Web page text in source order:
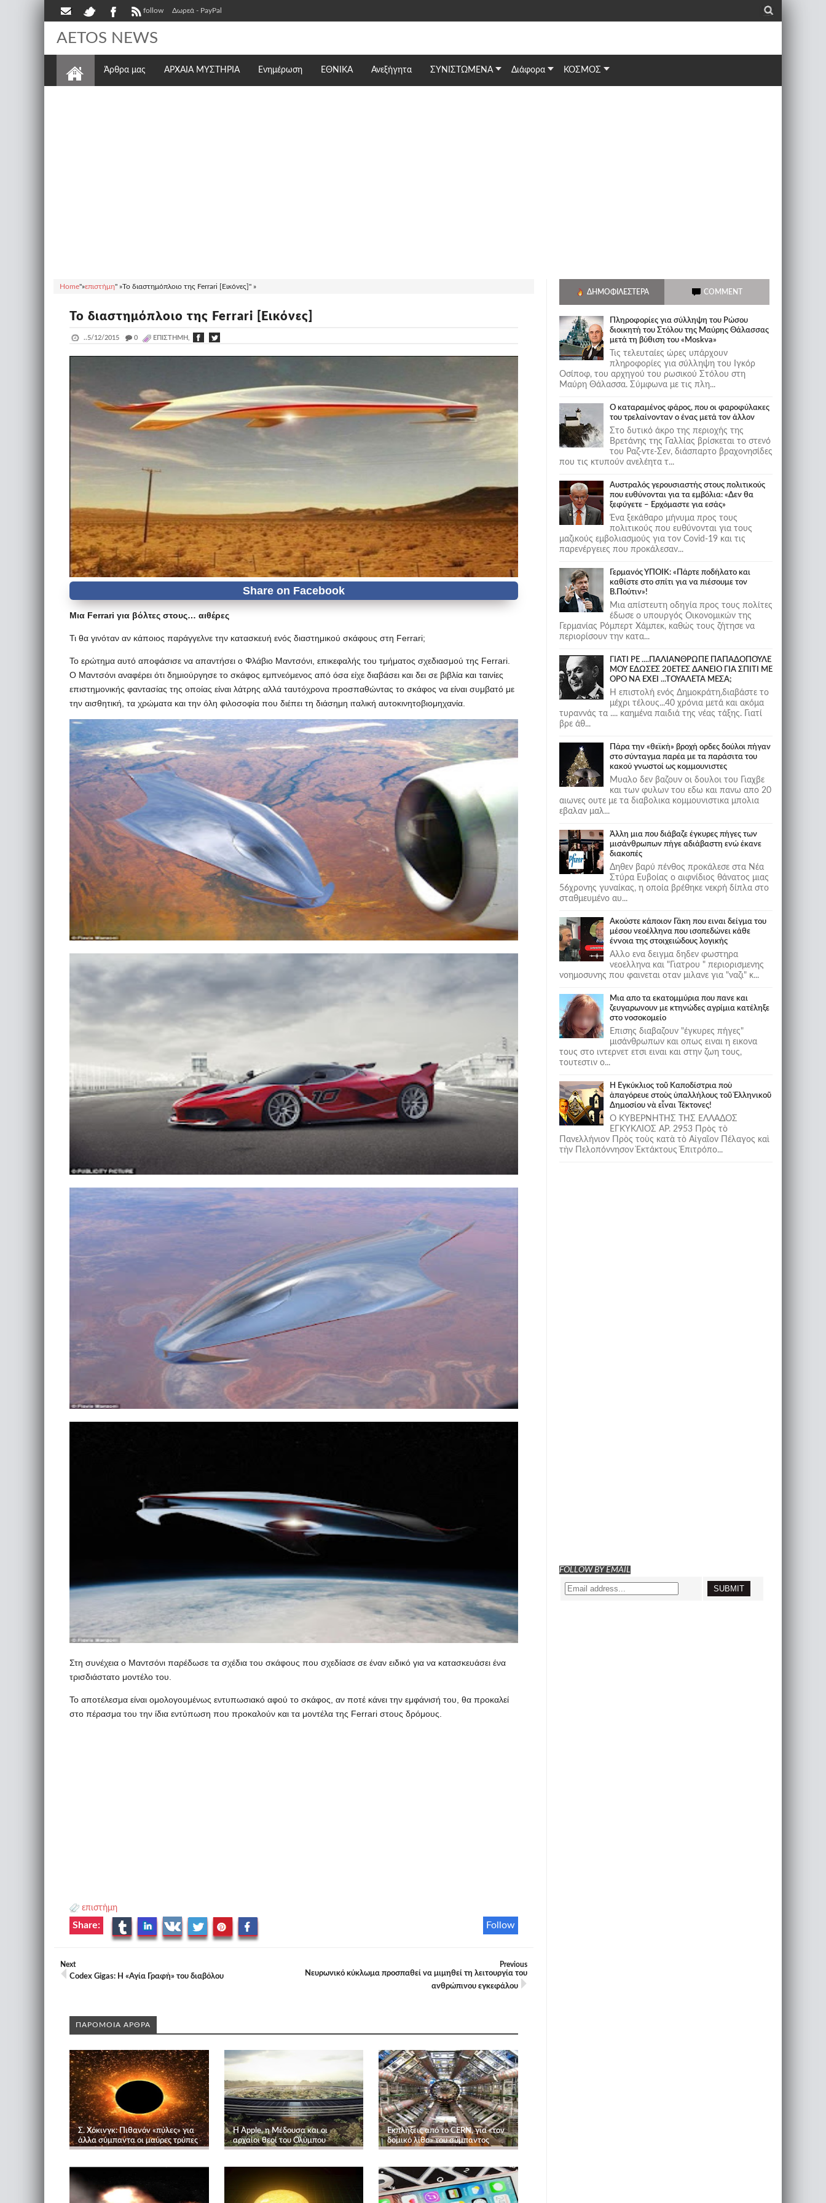
follow Δωρεά - PayPal _
AETOS NEWS
Άρθρα μας ΑΡΧΑΙΑ ΜΥΣΤΗΡΙΑ Ενημέρωση ΕΘΝΙΚΆ Ανεξήγητα ΣΥΝΙΣΤΩΜΕΝΑ Διάφορα ΚΟΣΜΟΣ
Home"»επιστήμη" »Το διαστημόπλοιο της Ferrari [Εικόνες]" »
Το διαστημόπλοιο της Ferrari [Εικόνες]
..5/12/2015 _ 0 ΕΠΙΣΤΉΜΗ,
Μια Ferrari για βόλτες στους… αιθέρες
Τι θα γινόταν αν κάποιος παράγγελνε την κατασκευή ενός διαστημικού σκάφους στη Ferrari;
Το ερώτημα αυτό αποφάσισε να απαντήσει ο Φλάβιο Μαντσόνι, επικεφαλής του τμήματος σχεδιασμού της Ferrari.
Ο Μαντσόνι αναφέρει ότι δημιούργησε το σκάφος εμπνεόμενος από όσα είχε διαβάσει και δει σε βιβλία και ταινίες
επιστημονικής φαντασίας της οποίας είναι λάτρης αλλά ταυτόχρονα προσπαθώντας το σκάφος να είναι συμβατό με
την αισθητική, τα χρώματα και την όλη φιλοσοφία που διέπει τη διάσημη ιταλική αυτοκινητοβιομηχανία.
Στη συνέχεια ο Μαντσόνι παρέδωσε τα σχέδια του σκάφους που σχεδίασε σε έναν ειδικό για να κατασκευάσει ένα
τρισδιάστατο μοντέλο του.
To αποτέλεσμα είναι ομολογουμένως εντυπωσιακό αφού το σκάφος, αν ποτέ κάνει την εμφάνισή του, θα προκαλεί
στο πέρασμα του την ίδια εντύπωση που προκαλούν και τα μοντέλα της Ferrari στους δρόμους.
επιστήμη
Follow
Share:
Next
Codex Gigas: Η «Αγία Γραφή» του διαβόλου
Previous
Νευρωνικό κύκλωμα προσπαθεί να μιμηθεί τη λειτουργία του
ανθρώπινου εγκεφάλου
ΠΑΡΟΜΟΙΑ ΑΡΘΡΑ
Σ. Χόκινγκ: Πιθανόν «πύλες» για
άλλα σύμπαντα οι μαύρες τρύπες
Η Apple, η Μέδουσα και οι
αρχαίοι θεοί του Ολύμπου
Εκπλήξεις από το CERN, για «τον
δομικό λίθο» του σύμπαντος
ΔΗΜΟΦΙΛΈΣΤΕΡΑ COMMENT
Πληροφορίες για σύλληψη του Ρώσου
διοικητή του Στόλου της Mαύρης Θάλασσας
μετά τη βύθιση του «Moskva»
Τις τελευταίες ώρες υπάρχουν
πληροφορίες για σύλληψη του Ιγκόρ
Οσίποφ, του αρχηγού του ρωσικού Στόλου στη
Μαύρη Θάλασσα. Σύμφωνα με τις πλη...
Ο καταραμένος φάρος, που οι φαροφύλακες
του τρελαίνονταν ο ένας μετά τον άλλον
Στο δυτικό άκρο της περιοχής της
Βρετάνης της Γαλλίας βρίσκεται το στενό
του Ραζ-ντε-Σεν, διάσπαρτο βραχονησίδες
που τις κτυπούν ανελέητα τ...
Αυστραλός γερουσιαστής στους πολιτικούς
που ευθύνονται για τα εμβόλια: «Δεν θα
ξεφύγετε – Ερχόμαστε για εσάς»
Ένα ξεκάθαρο μήνυμα προς τους
πολιτικούς που ευθύνονται για τους
μαζικούς εμβολιασμούς για τον Covid-19 και τις
παρενέργειες που προκάλεσαν...
Γερμανός ΥΠΟΙΚ: «Πάρτε ποδήλατο και
καθίστε στο σπίτι για να πιέσουμε τον
Β.Πούτιν»!
Μια απίστευτη οδηγία προς τους πολίτες
έδωσε ο υπουργός Οικονομικών της
Γερμανίας Ρόμπερτ Χάμπεκ, καθώς τους ζήτησε να
περιορίσουν την κατα...
ΓΙΑΤΙ ΡΕ ....ΠΑΛΙΑΝΘΡΩΠΕ ΠΑΠΑΔΟΠΟΥΛΕ
ΜΟΥ ΕΔΩΣΕΣ 20ΕΤΕΣ ΔΑΝΕΙΟ ΓΙΑ ΣΠΙΤΙ ΜΕ
ΟΡΟ ΝΑ ΕΧΕΙ ...ΤΟΥΑΛΕΤΑ ΜΕΣΑ;
Η επιστολή ενός Δημοκράτη,διαβάστε το
μέχρι τέλους...40 χρόνια μετά και ακόμα
τυραννάς τα .... καημένα παιδιά της νέας τάξης. Γιατί
βρε άθ...
Πάρα την «θεϊκή» βροχή ορδες δούλοι πήγαν
στο σύνταγμα παρέα με τα παράσιτα του
κακού γνωστοί ως κομμουνιστες
Μυαλο δεν βαζουν οι δουλοι του Γιαχβε
και των φυλων του εδω και πανω απο 20
αιωνες ουτε με τα διαβολικα κομμουνιστικα μπολια
εβαλαν μαλ...
Άλλη μια που διάβαζε έγκυρες πήγες των
μισάνθρωπων πήγε αδιάβαστη ενώ έκανε
διακοπές
Δηθεν βαρύ πένθος προκάλεσε στα Νέα
Στύρα Ευβοίας ο αιφνίδιος θάνατος μιας
56χρονης γυναίκας, η οποία βρέθηκε νεκρή δίπλα στο
σταθμευμένο αυ...
Ακούστε κάποιον Γάκη που ειναι δείγμα του
μέσου νεοέλληνα που ισοπεδώνει κάθε
έννοια της στοιχειώδους λογικής
Αλλο ενα δειγμα δηδεν φωστηρα
νεοελληνα και "Γιατρου " περιορισμενης
νοημοσυνης που φαινεται οταν μιλανε για "ναζι" κ...
Μια απο τα εκατομμύρια που πανε και
ζευγαρωνουν με κτηνώδες αγρίμια κατέληξε
στο νοσοκομείο
Επισης διαβαζουν "έγκυρες πήγες"
μισάνθρωπων και οπως ειναι η εικονα
τους στο ιντερνετ ετσι ειναι και στην ζωη τους,
τουτεστιν ο...
Ἡ Ἐγκύκλιος τοῦ Καποδίστρια ποὺ
ἀπαγόρευε στοὺς ὑπαλλήλους τοῦ Ἑλληνικοῦ
Δημοσίου νὰ εἶναι Τέκτονες!
Ο ΚΥΒΕΡΝΗΤΗΣ ΤΗΣ ΕΛΛΑΔΟΣ
ΕΓΚΥΚΛΙΟΣ ΑΡ. 2953 Πρὸς τὸ
Πανελλήνιον Πρὸς τοὺς κατὰ τὸ Αἰγαῖον Πέλαγος καὶ
τὴν Πελοπόννησον Ἐκτάκτους Ἐπιτρόπο...
FOLLOW BY EMAIL